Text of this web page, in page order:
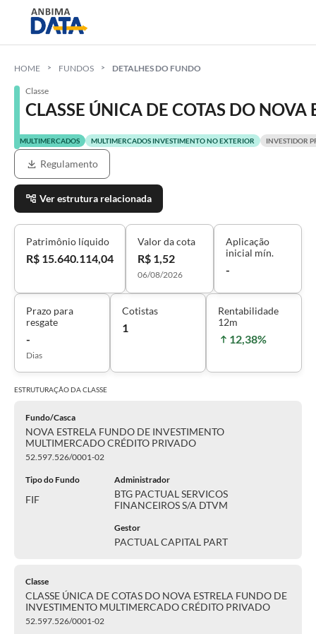
HOME FUNDOS DETALHES DO FUNDO
Classe
CLASSE ÚNICA DE COTAS DO
MULTIMERCADOS MULTIMERCADOS INVESTIMENTO NO EXTERIOR INVESTIDOR
Regulamento
Ver estrutura relacionada
Patrimônio líquido
R$ 15.640.114,04
Valor da cota
R$ 1,52
06/08/2026
Aplicação
inicial mín.
-
Prazo para
resgate
-
Dias
Cotistas
1
Rentabilidade
12m
12,38%
ESTRUTURAÇÃO DACLASSE
Fundo/Casca
NOVA ESTRELA FUNDO DE INVESTIMENTO
MULTIMERCADO CRÉDITO PRIVADO
52.597.526/0001-02
Tipo do Fundo
FIF
Administrador
BTG PACTUAL SERVICOS
FINANCEIROS S/A DTVM
Gestor
PACTUAL CAPITAL PART
Classe
CLASSE ÚNICA DE COTAS DO NOVA ESTRELA FUNDO DE
INVESTIMENTO MULTIMERCADO CRÉDITO PRIVADO
52.597.526/0001-02